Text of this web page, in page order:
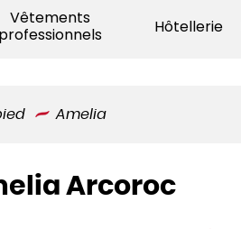
Vêtements
professionnels
Hôtellerie
Amelia
Arcoroc